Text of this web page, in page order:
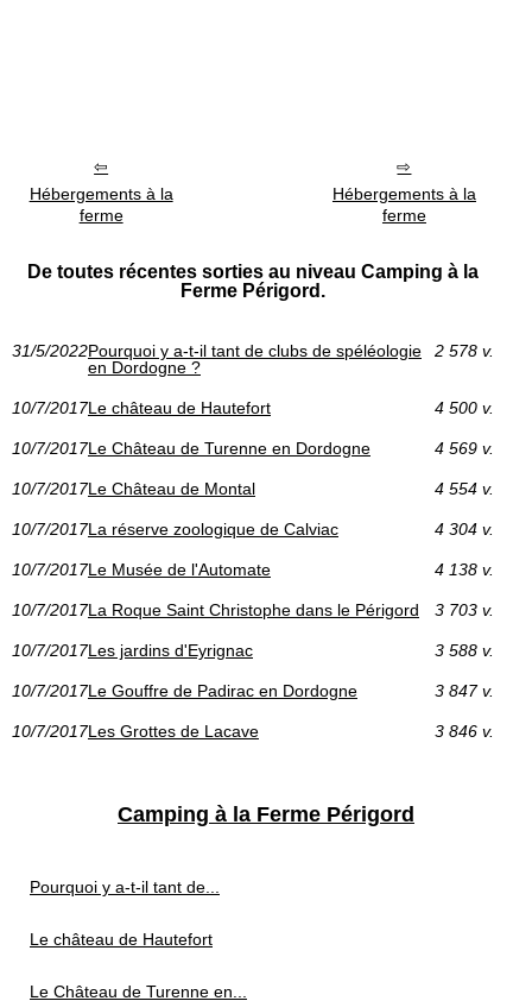
Hébergements à la
ferme
Hébergements à la
ferme
De toutes récentes sorties au niveau Camping à la
Ferme Périgord.
31/5/2022Pourquoi y a-t-il tant de clubs de spéléologie
en Dordogne ?
2 578 v.
10/7/2017Le château de Hautefort 4 500 v.
10/7/2017Le Château de Turenne en Dordogne 4 569 v.
10/7/2017Le Château de Montal 4 554 v.
10/7/2017La réserve zoologique de Calviac 4 304 v.
10/7/2017Le Musée de l'Automate 4 138 v.
10/7/2017La Roque Saint Christophe dans le Périgord 3 703 v.
10/7/2017Les jardins d'Eyrignac 3 588 v.
10/7/2017Le Gouffre de Padirac en Dordogne 3 847 v.
10/7/2017Les Grottes de Lacave 3 846 v.
Camping à la Ferme Périgord
Pourquoi y a-t-il tant de...
Le château de Hautefort
Le Château de Turenne en...